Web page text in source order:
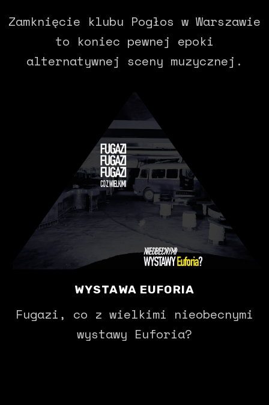
Zamknięcie klubu Pogłos w Warszawie
to koniec pewnej epoki
alternatywnej sceny muzycznej.
WYSTAWA EUFORIA
Fugazi, co z wielkimi nieobecnymi
wystawy Euforia?